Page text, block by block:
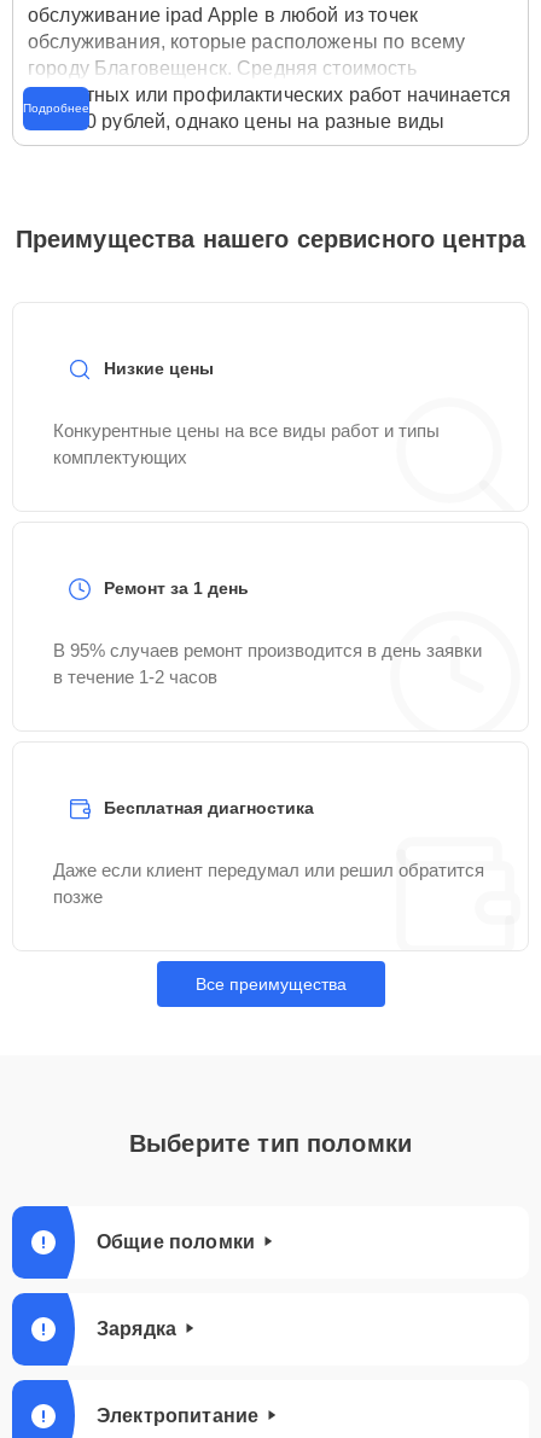
обслуживание ipad Apple в любой из точек
обслуживания, которые расположены по всему
городу Благовещенск. Средняя стоимость
ремонтных или профилактических работ начинается
от 1250 рублей, однако цены на разные виды
комплектующих могут различаться. Полную
службы заботы о клиентах. Для расчета итоговой
стоимости ремонта ipad достаточно позвонить по
Подробнее
Преимущества нашего сервисного центра
Низкие цены
Конкурентные цены на все виды работ и типы
комплектующих
Ремонт за 1 день
В 95% случаев ремонт производится в день заявки
в течение 1-2 часов
Бесплатная диагностика
Даже если клиент передумал или решил обратится
позже
Все преимущества
Выберите тип поломки
Общие поломки
Зарядка
Электропитание